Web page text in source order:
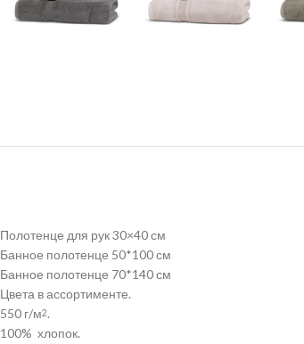
Полотенце для рук 30×40 см
Банное полотенце 50*100 см
Банное полотенце 70*140 см
Цвета в ассортименте.
550 г/м2.
100% хлопок.